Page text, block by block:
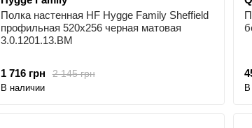
Полка настенная HF Hygge Family Sheffield
профильная 520х256 черная матовая
3.0.1201.13.BM
2 145 грн
1 716 грн
В наличии